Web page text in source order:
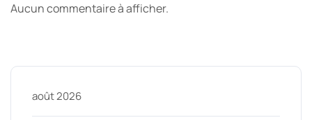
Aucun commentaire à afficher.
août 2026